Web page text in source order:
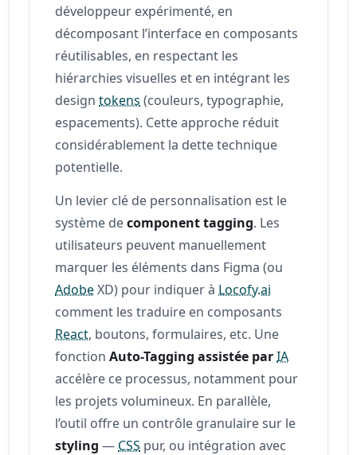
développeur expérimenté, en
décomposant l’interface en composants
réutilisables, en respectant les
hiérarchies visuelles et en intégrant les
designtokens (couleurs, typographie,
espacements). Cette approche réduit
considérablement la dette technique
potentielle.
Un levier clé de personnalisation est le
système decomponent tagging. Les
utilisateurs peuvent manuellement
marquer les éléments dans Figma (ou
AdobeXD) pour indiquer à Locofy.ai
comment les traduire en composants
React, boutons, formulaires, etc. Une
fonctionAuto-Tagging assistée parIA
accélère ce processus, notamment pour
les projets volumineux. En parallèle,
l’outil offre un contrôle granulaire sur le
styling — CSS pur, ou intégration avec